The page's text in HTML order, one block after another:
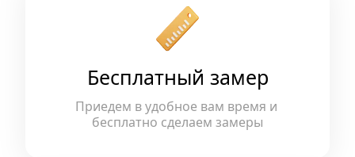
Бесплатный замер
Приедем в удобное вам время и
бесплатно сделаем замеры